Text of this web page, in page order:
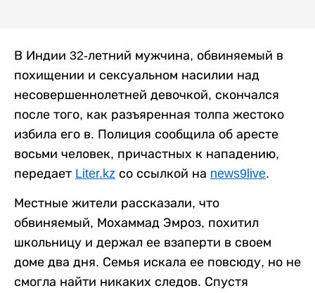
В Индии 32-летний мужчина, обвиняемый в
похищении и сексуальном насилии над
несовершеннолетней девочкой, скончался
после того, как разъяренная толпа жестоко
избила его в. Полиция сообщила об аресте
восьми человек, причастных к нападению,
передает Liter.kz со ссылкой на news9live.
Местные жители рассказали, что
обвиняемый, Мохаммад Эмроз, похитил
школьницу и держал ее взаперти в своем
доме два дня. Семья искала ее повсюду, но не
смогла найти никаких следов. Спустя